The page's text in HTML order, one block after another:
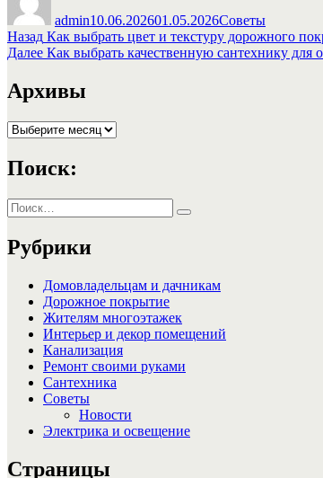
admin10.06.202601.05.2026Советы
Навигация
по
записям
Назад Предыдущая
запись:
Как выбрать цвет и текстуру дорожного
Далее Следующая
Как выбрать качественную сантехнику для
Архивы
Архивы
Поиск:
Искать:
Поиск
Рубрики
Домовладельцам и дачникам
Дорожное покрытие
Жителям многоэтажек
Интерьер и декор помещений
Канализация
Ремонт своими руками
Сантехника
Советы
Новости
Электрика и освещение
Страницы